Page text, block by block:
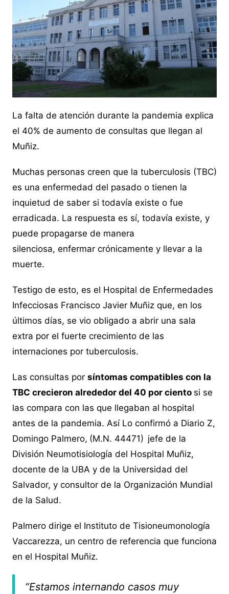
La falta de atención durante la pandemia explica
el 40% de aumento de consultas que llegan al
Muñiz.
Muchas personas creen que la tuberculosis (TBC)
es una enfermedad del pasado o tienen la
inquietud de saber si todavía existe o fue
erradicada. La respuesta es sí, todavía existe, y
puede propagarse de manera
silenciosa, enfermar crónicamente y llevar a la
muerte.
Testigo de esto, es el Hospital de Enfermedades
Infecciosas Francisco Javier Muñiz que, en los
últimos días, se vio obligado a abrir una sala
extra por el fuerte crecimiento de las
internaciones por tuberculosis.
Las consultas por síntomas compatibles con la
TBC crecieron alrededor del 40 por ciento si se
las compara con las que llegaban al hospital
antes de la pandemia. Así Lo confirmó a Diario Z,
Domingo Palmero, (M.N. 44471) jefe de la
División Neumotisiología del Hospital Muñiz,
docente de la UBA y de la Universidad del
Salvador, y consultor de la Organización Mundial
de la Salud.
Palmero dirige el Instituto de Tisioneumonología
Vaccarezza, un centro de referencia que funciona
en el Hospital Muñiz.
“Estamos internando casos muy